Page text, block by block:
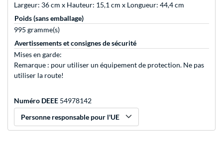
Largeur: 36 cm x Hauteur: 15,1 cm x Longueur: 44,4 cm
Poids (sans emballage)
995 gramme(s)
Avertissements et consignes de sécurité
Mises en garde:
Remarque : pour utiliser un équipement de protection. Ne pas
utiliser la route!
Numéro DEEE 54978142
Personne responsable pour l'UE